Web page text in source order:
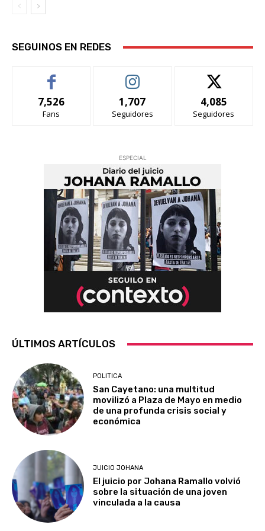
SEGUINOS EN REDES
7,526
Fans
1,707
Seguidores
4,085
Seguidores
ESPECIAL
ÚLTIMOS ARTÍCULOS
POLITICA
San Cayetano: una multitud
movilizó a Plaza de Mayo en medio
de una profunda crisis social y
económica
JUICIO JOHANA
El juicio por Johana Ramallo volvió
sobre la situación de una joven
vinculada a la causa